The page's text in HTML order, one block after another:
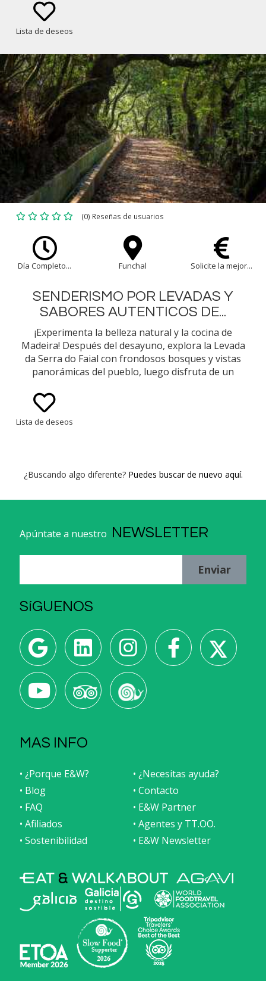
Lista de deseos
(0) Reseñas de usuarios
Día Completo... Funchal Solicite la mejor...
SENDERISMO POR LEVADAS Y
SABORES AUTENTICOS DE...
¡Experimenta la belleza natural y la cocina de
Madeira! Después del desayuno, explora la Levada
da Serra do Faial con frondosos bosques y vistas
panorámicas del pueblo, luego disfruta de un
de Cristo Rei para disfrutar de las impresionantes
vistas del océano y de Funchal, donde tendrás
recuerdos inolvidables de las islas de Madeira.
Lista de deseos
¿Buscando algo diferente? Puedes buscar de nuevo aquí.
Apúntate a nuestro NEWSLETTER
Enviar
SíGUENOS
MAS INFO
• ¿Porque E&W?
• ¿Necesitas ayuda?
• Blog
• Contacto
• FAQ
• E&W Partner
• Afiliados
• Agentes y TT.OO.
• Sostenibilidad
• E&W Newsletter